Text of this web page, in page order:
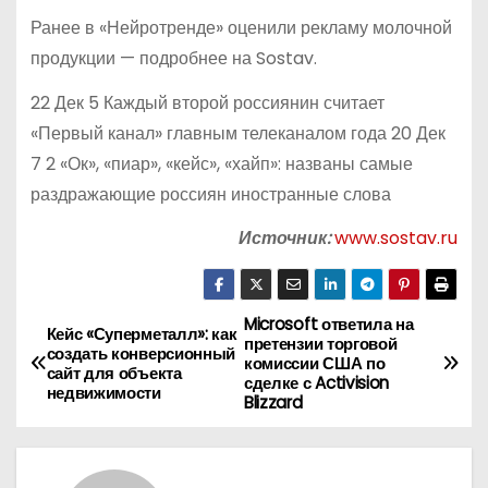
Ранее в «Нейротренде» оценили рекламу молочной
продукции — подробнее на Sostav.
22 Дек 5 Каждый второй россиянин считает
«Первый канал» главным телеканалом года 20 Дек
7 2 «Ок», «пиар», «кейс», «хайп»: названы самые
раздражающие россиян иностранные слова
Источник:www.sostav.ru
Н
а
Microsoft ответила на
претензии торговой
комиссии США по
сделке с Activision
Blizzard
Кейс «Суперметалл»: как
создать конверсионный
сайт для объекта
недвижимости